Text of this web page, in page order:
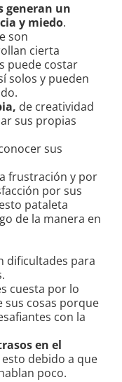
generan un
y miedo.
son
cierta
puede costar
solos y pueden
de creatividad
sus propias
sus
frustración y por
por sus
pataleta
de la manera en
dificultades para
cuesta por lo
cosas porque
con la
en el
debido a que
poco.